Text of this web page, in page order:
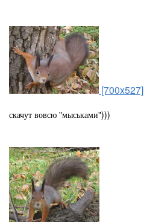
[700x527]
скачут вовсю "мыськами")))